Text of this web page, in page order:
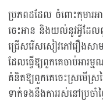
ប្រភពដដែល ចំពោះកុមារអ
ចេះអាន និងយល់នូវអ្វីដែ
ជ្រើសរើសសៀវភៅរឿងសា
ដែលធ្វើឱ្យពួកគេចាប់អារ
គំនិតឱ្យពួកគេចេះស្រមើស្
ទាក់ទងនឹងការរស់នៅប្រចាំ